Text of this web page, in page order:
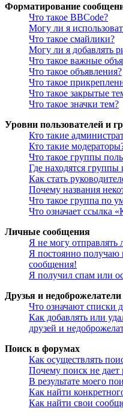
Форматирование
Что такое BBCode?
Могу ли я
Что такое смайлики?
Могу ли я добавлять
Что такое важные
Что такое объявления?
Что такое
Что такое закрытые
Что такое значки тем?
Уровни пользователей и
Кто такие
Кто такие
Что такое группы
Где находятся группы
Как стать
Почему названия
Что такое группа по
Что означает ссылка
Личные сообщения
Я не могу
Я постоянно получаю
сообщения!
Я получил спам или
Друзья и недоброжелатели
Что означают списки
Как добавлять или
друзей и
Поиск в форумах
Как осуществлять
Почему поиск не дает
В результате моего
Как найти
Как найти свои